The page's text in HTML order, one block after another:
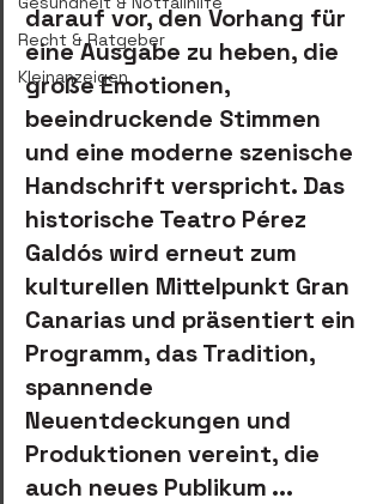
Recht & Ratgeber
Kleinanzeigen
darauf vor, den Vorhang für
eine Ausgabe zu heben, die
große Emotionen,
beeindruckende Stimmen
und eine moderne szenische
Handschrift verspricht. Das
historische Teatro Pérez
Galdós wird erneut zum
kulturellen Mittelpunkt Gran
Canarias und präsentiert ein
Programm, das Tradition,
spannende
Neuentdeckungen und
Produktionen vereint, die
auch neues Publikum ...